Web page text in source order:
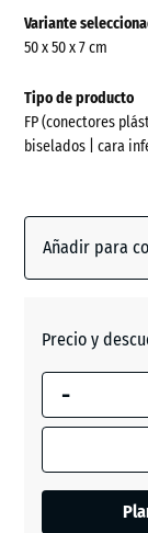
información
sobre
los
colores?
Mostrar
Césped
Etna
Variante
50 x 50 x 7 cm
Tipo de producto
FP (conectores
biselados | cara
Añadir para
Precio y
-